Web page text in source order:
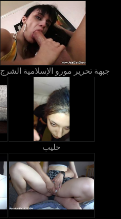
جبهة تحرير مورو الإسلامية الشرج
حليب